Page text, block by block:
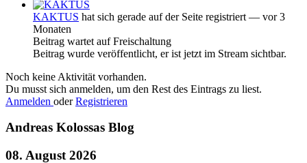
KAKTUS hat sich gerade auf der Seite registriert — vor 3
Monaten
Beitrag wartet auf Freischaltung
Beitrag wurde veröffentlicht, er ist jetzt im Stream sichtbar.
Noch keine Aktivität vorhanden.
Du musst sich anmelden, um den Rest des Eintrags zu liest.
Anmelden oderRegistrieren
Andreas Kolossas Blog
08. August 2026